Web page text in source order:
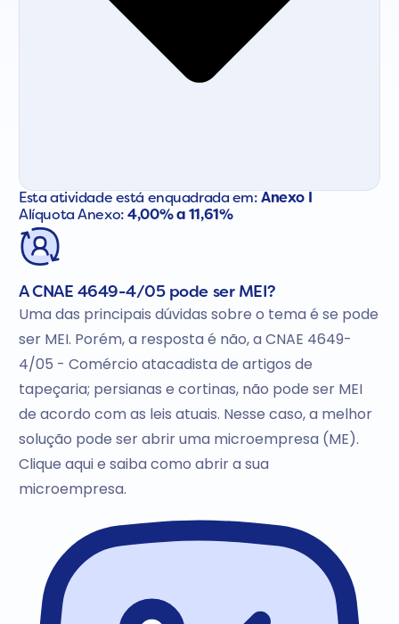
Esta atividade está enquadrada em:Anexo I
Alíquota Anexo:4,00% a 11,61%
A CNAE 4649-4/05 pode ser MEI?
Uma das principais dúvidas sobre o tema é se pode
ser MEI. Porém, a resposta é não, a CNAE 4649-
4/05 - Comércio atacadista de artigos de
tapeçaria; persianas e cortinas, não pode ser MEI
de acordo com as leis atuais. Nesse caso, a melhor
solução pode ser abrir uma microempresa (ME).
Clique aqui e saiba como abrir a sua
microempresa.